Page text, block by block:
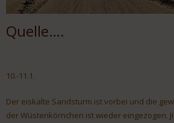
Quelle….
10.-11.1.
Der eiskalte Sandsturm ist vorbei und die
der Wüstenkörnchen ist wieder eingezogen.